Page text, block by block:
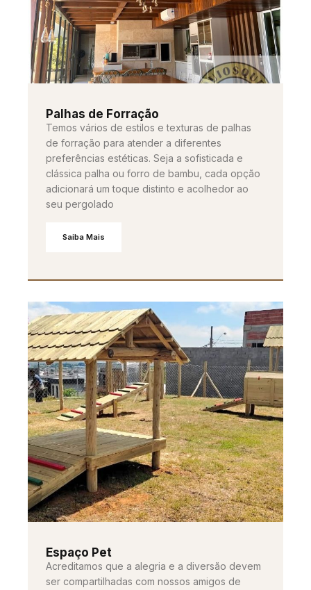
Palhas de Forração
Temos vários de estilos e texturas de palhas
de forração para atender a diferentes
preferências estéticas. Seja a sofisticada e
clássica palha ou forro de bambu, cada opção
adicionará um toque distinto e acolhedor ao
seu pergolado
Saiba Mais
Espaço Pet
Acreditamos que a alegria e a diversão devem
ser compartilhadas com nossos amigos de